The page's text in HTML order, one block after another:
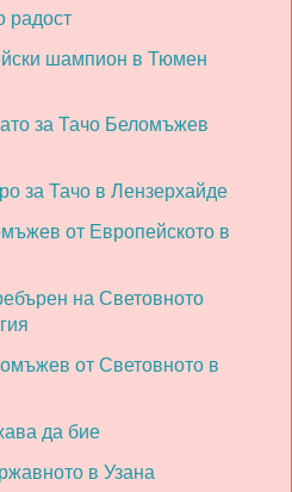
радост
шампион в Тюмен
за Тачо Беломъжев
за Тачо в Лензерхайде
от Европейското в
на Световното
от Световното в
да бие
в Узана